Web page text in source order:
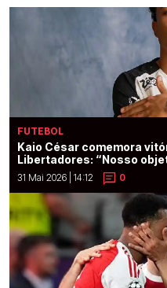
FUTEBOL
Kaio César comemora
Libertadores: “Nosso
31 Mai 2026 | 14:12 0